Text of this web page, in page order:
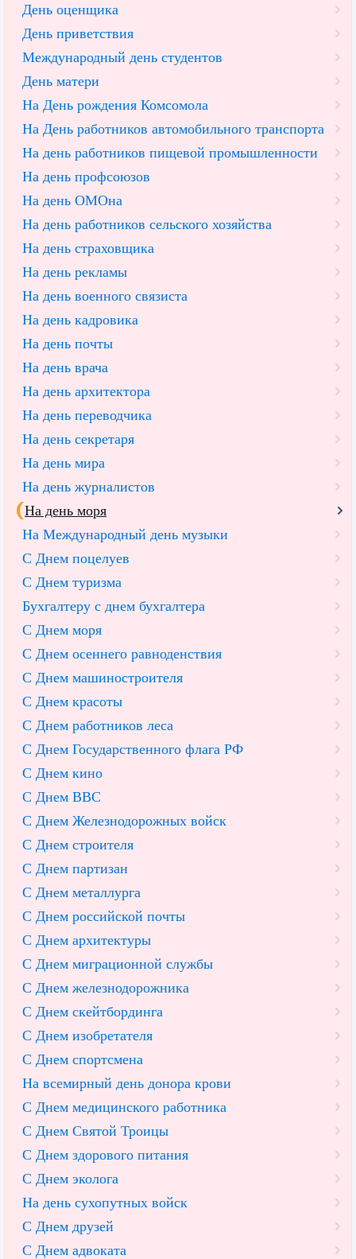
День оценщика
День приветствия
Международный день студентов
День матери
На День рождения Комсомола
На День работников автомобильного транспорта
На день работников пищевой промышленности
На день профсоюзов
На день ОМОна
На день работников сельского хозяйства
На день страховщика
На день рекламы
На день военного связиста
На день кадровика
На день почты
На день врача
На день архитектора
На день переводчика
На день секретаря
На день мира
На день журналистов
На день моря
На Международный день музыки
С Днем поцелуев
С Днем туризма
Бухгалтеру с днем бухгалтера
С Днем моря
С Днем осеннего равноденствия
С Днем машиностроителя
С Днем красоты
С Днем работников леса
С Днем Государственного флага РФ
С Днем кино
С Днем ВВС
С Днем Железнодорожных войск
С Днем строителя
С Днем партизан
С Днем металлурга
С Днем российской почты
С Днем архитектуры
С Днем миграционной службы
С Днем железнодорожника
С Днем скейтбординга
С Днем изобретателя
С Днем спортсмена
На всемирный день донора крови
С Днем медицинского работника
С Днем Святой Троицы
С Днем здорового питания
С Днем эколога
На день сухопутных войск
С Днем друзей
С Днем адвоката